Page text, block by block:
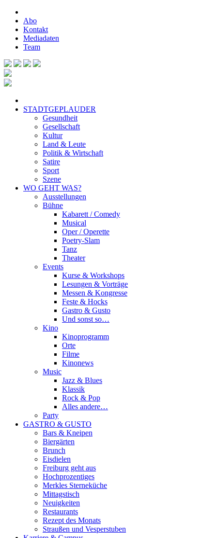
Abo
Kontakt
Mediadaten
Team
STADTGEPLAUDER
Gesundheit
Gesellschaft
Kultur
Land & Leute
Politik & Wirtschaft
Satire
Sport
Szene
WO GEHT WAS?
Ausstellungen
Bühne
Kabarett / Comedy
Musical
Oper / Operette
Poetry-Slam
Tanz
Theater
Events
Kurse & Workshops
Lesungen & Vorträge
Messen & Kongresse
Feste & Hocks
Gastro & Gusto
Und sonst so…
Kino
Kinoprogramm
Orte
Filme
Kinonews
Music
Jazz & Blues
Klassik
Rock & Pop
Alles andere…
Party
GASTRO & GUSTO
Bars & Kneipen
Biergärten
Brunch
Eisdielen
Freiburg geht aus
Hochprozentiges
Merkles Sterneküche
Mittagstisch
Neuigkeiten
Restaurants
Rezept des Monats
Straußen und Vesperstuben